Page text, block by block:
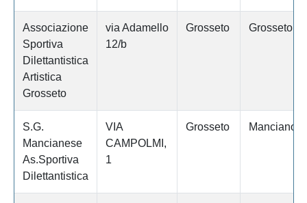
Associazione
Sportiva
Dilettantistica
Artistica
Grosseto
via Adamello
12/b
Grosseto Grosseto
S.G.
Mancianese
As.Sportiva
Dilettantistica
VIA
CAMPOLMI,
1
Grosseto Manciano